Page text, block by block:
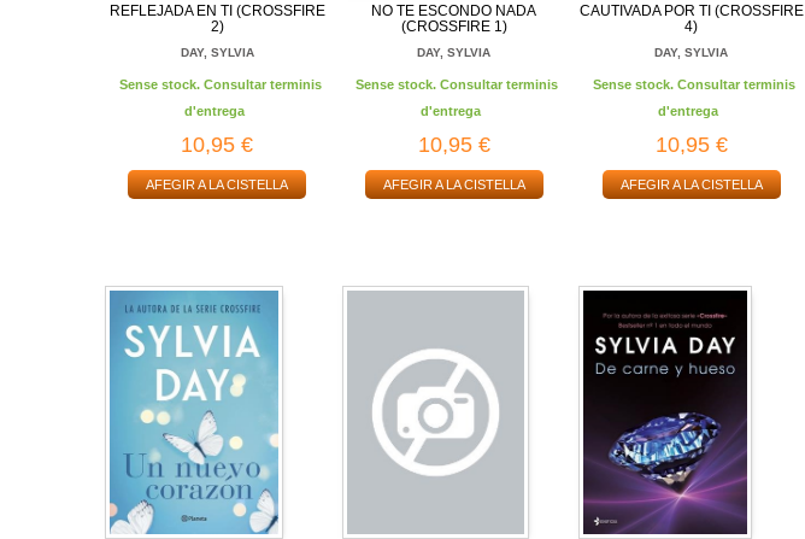
REFLEJADA EN TI (CROSSFIRE
2)
DAY, SYLVIA
Sense stock. Consultar terminis
d'entrega
10,95 €
AFEGIR A LA CISTELLA
NO TE ESCONDO NADA
(CROSSFIRE 1)
DAY, SYLVIA
Sense stock. Consultar terminis
d'entrega
10,95 €
AFEGIR A LA CISTELLA
CAUTIVADA POR TI (CROSSFIRE
4)
DAY, SYLVIA
Sense stock. Consultar terminis
d'entrega
10,95 €
AFEGIR A LA CISTELLA